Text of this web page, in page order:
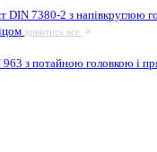
DIN 7380-2 з напівкруглою
дивитись все
з потайною головкою і